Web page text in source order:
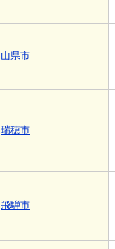
山県市
瑞穂市
飛騨市